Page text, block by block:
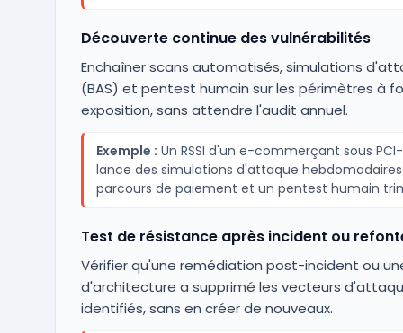
Découverte continue des vulnérabilités
Enchaîner scans automatisés, simulations
(BAS) et pentest humain sur les périmètres à
exposition, sans attendre l'audit annuel.
Exemple : Un RSSI d'un e-commerçant sous PCI-
lance des simulations d'attaque
parcours de paiement et un pentest humain
Test de résistance après incident ou
Vérifier qu'une remédiation post-incident ou
d'architecture a supprimé les vecteurs
identifiés, sans en créer de nouveaux.